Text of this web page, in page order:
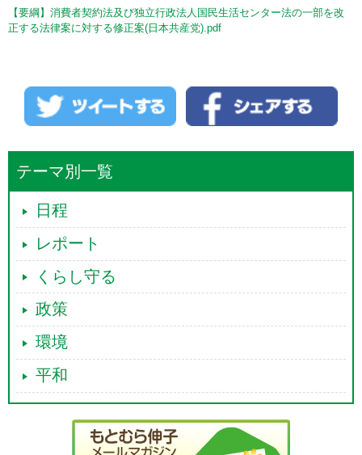
救済を検討することを進めるために、この２本の修正案を提出した次第
です。
する修正案」について申し上げます。
第一の修正項目は、法人等が寄附の勧誘を行うに当たっての配慮義務
政府提出の原案では、第三条として、法人等が寄附の勧誘を行うに当
たって、個人の自由な意思を抑圧し、その勧誘を受ける個人が寄附をす
ようにすること等、同条各号に掲げられた事項に配慮しなければならな
いとの旨の規定が設けられていますが、このような悪質な行為は「配
慮」義務などに留めるべきではなく、端的に禁止すべきです。本修正案
では、この規定を「禁止」規定に修正することとしております。
また、この禁止規定の施行に関し必要と認める場合には、法人等に対
し、寄附の勧誘に関する業務の状況に関して必要な報告を求めることが
できるようにするとともに、禁止規定に違反する場合のうち、一定の場
合には、勧告・命令の措置をとることができるようにするとの修正をし
ております。
第二の修正項目として、生命保険契約の解除により寄附のための資金
を調達するよう要求することが禁止されることを明らかにするととも
に、寄附のために処分を要求することが禁止される財産の範囲を拡大
ことといたしております。
【要綱】消費者契約法及び独立行政法人国民生活センター法の一部を改
正する法律案に対する修正案(日本共産党).pdf
テーマ別一覧
日程
レポート
くらし守る
政策
環境
平和